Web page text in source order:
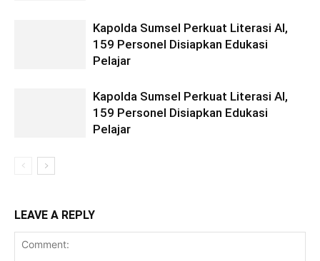
Kapolda Sumsel Perkuat Literasi AI,
159 Personel Disiapkan Edukasi
Pelajar
Kapolda Sumsel Perkuat Literasi AI,
159 Personel Disiapkan Edukasi
Pelajar
LEAVE A REPLY